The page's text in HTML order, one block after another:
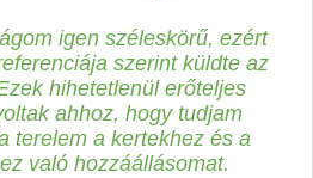
igen széleskörű, ezért
szerint küldte az
hihetetlenül erőteljes
ahhoz, hogy tudjam
terelem a kertekhez és a
való hozzáállásomat.